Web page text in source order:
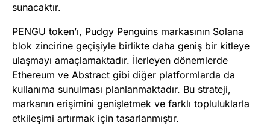
sunacaktır.
PENGU token’ı, Pudgy Penguins markasının Solana
blok zincirine geçişiyle birlikte daha geniş bir kitleye
ulaşmayı amaçlamaktadır. İlerleyen dönemlerde
Ethereum ve Abstract gibi diğer platformlarda da
kullanıma sunulması planlanmaktadır. Bu strateji,
markanın erişimini genişletmek ve farklı topluluklarla
etkileşimi artırmak için tasarlanmıştır.